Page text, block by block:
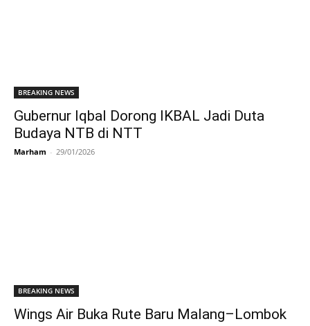
BREAKING NEWS
Gubernur Iqbal Dorong IKBAL Jadi Duta
Budaya NTB di NTT
Marham - 29/01/2026
BREAKING NEWS
Wings Air Buka Rute Baru Malang–Lombok